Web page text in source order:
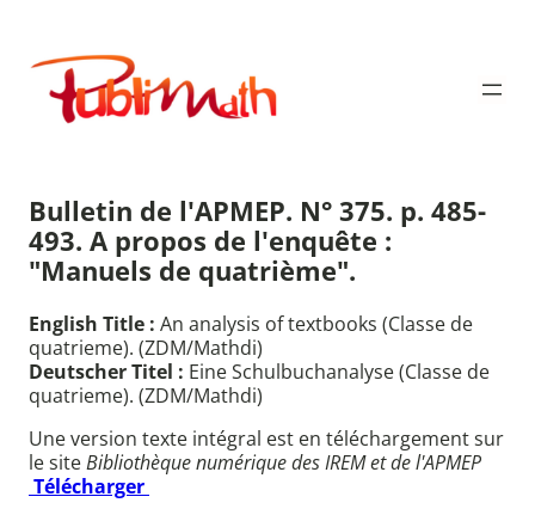
contenu
Publimath
Bulletin de l'APMEP. N° 375. p. 485-
493. A propos de l'enquête :
"Manuels de quatrième".
English Title : An analysis of textbooks (Classe de
quatrieme). (ZDM/Mathdi)
Deutscher Titel : Eine Schulbuchanalyse (Classe de
quatrieme). (ZDM/Mathdi)
Une version texte intégral est en téléchargement sur
le siteBibliothèque numérique des IREM et de l'APMEP
Télécharger